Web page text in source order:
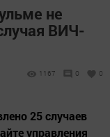
не
ВИЧ-
1167 0 0
25 случаев
управления